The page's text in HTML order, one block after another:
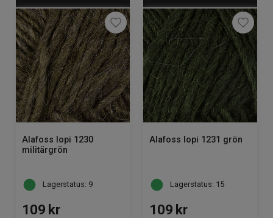
Alafoss lopi 1230
militärgrön
Lagerstatus: 9
109 kr
Alafoss lopi 1231 grön
Lagerstatus: 15
109 kr